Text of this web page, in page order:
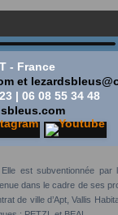
- France
et
| 06 08 55 34 48
est subventionnée par
dans le cadre de ses
de ville d’Apt, Vallis